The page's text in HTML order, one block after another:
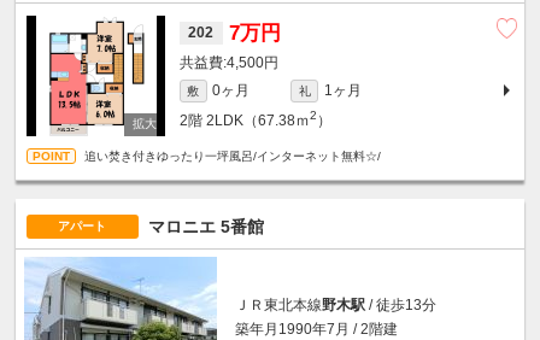
202 7万円
4,500円
敷 0ヶ月 礼
1ヶ月
2階 2LDK（67.38ｍ2 ）
追い焚き付きゆったり一坪風呂/インターネット無料☆/
アパート マロニエ 5番館
ＪＲ東北本線野木駅 / 徒歩13分
築年月1990年7月 / 2階建